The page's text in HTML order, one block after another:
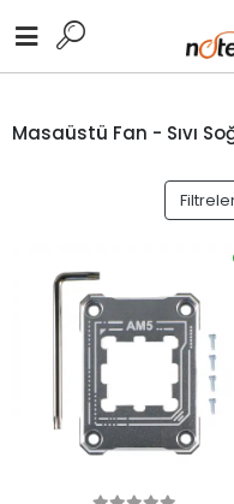
Masaüstü Fan - Sıvı